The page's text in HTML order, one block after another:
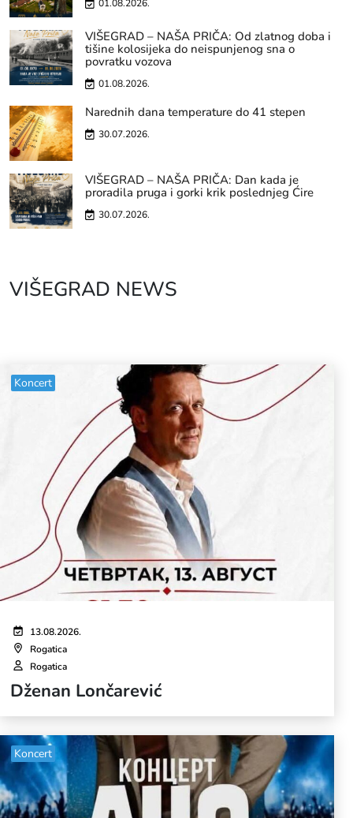
01.08.2026.
VIŠEGRAD – NAŠA PRIČA: Od zlatnog doba i
tišine kolosijeka do neispunjenog sna o
povratku vozova
01.08.2026.
Narednih dana temperature do 41 stepen
30.07.2026.
VIŠEGRAD – NAŠA PRIČA: Dan kada je
proradila pruga i gorki krik poslednjeg Ćire
30.07.2026.
VIŠEGRAD NEWS
Koncert
13.08.2026.
Rogatica
Rogatica
Dženan Lončarević
Koncert